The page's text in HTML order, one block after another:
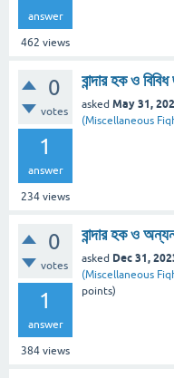
answer
462 views
0
votes
1
answer
234 views
বান্দার হক ও
asked May 31,
(Miscellaneous
0
votes
1
answer
384 views
বান্দার হক ও
asked Dec 31,
(Miscellaneous
points)